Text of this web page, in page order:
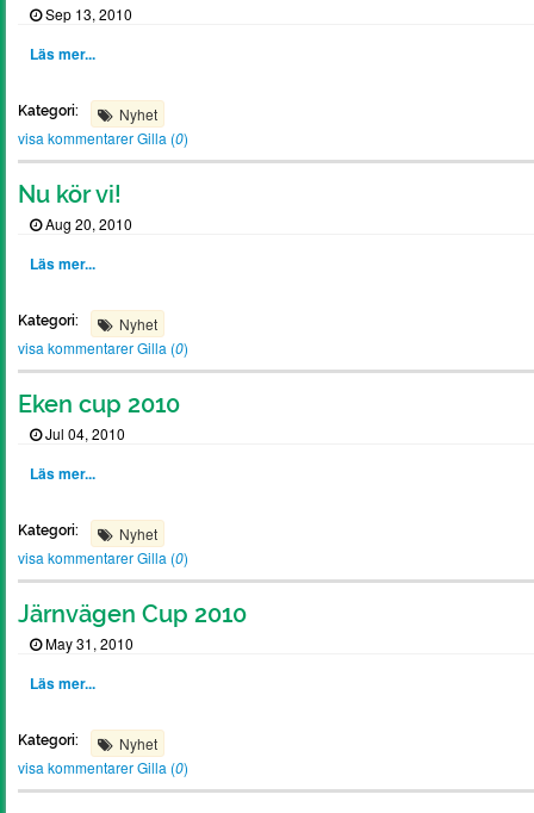
Sep 13, 2010
Läs mer...
Kategori:
Nyhet
visa kommentarerGilla (0)
Nu kör vi!
Aug 20, 2010
Läs mer...
Kategori:
Nyhet
visa kommentarerGilla (0)
Eken cup 2010
Jul 04, 2010
Läs mer...
Kategori:
Nyhet
visa kommentarerGilla (0)
Järnvägen Cup 2010
May 31, 2010
Läs mer...
Kategori:
Nyhet
visa kommentarerGilla (0)